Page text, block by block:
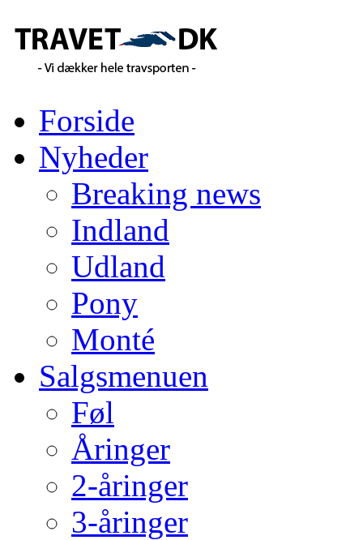
Forside
Nyheder
Breaking news
Indland
Udland
Pony
Monté
Salgsmenuen
Føl
Åringer
2-åringer
3-åringer